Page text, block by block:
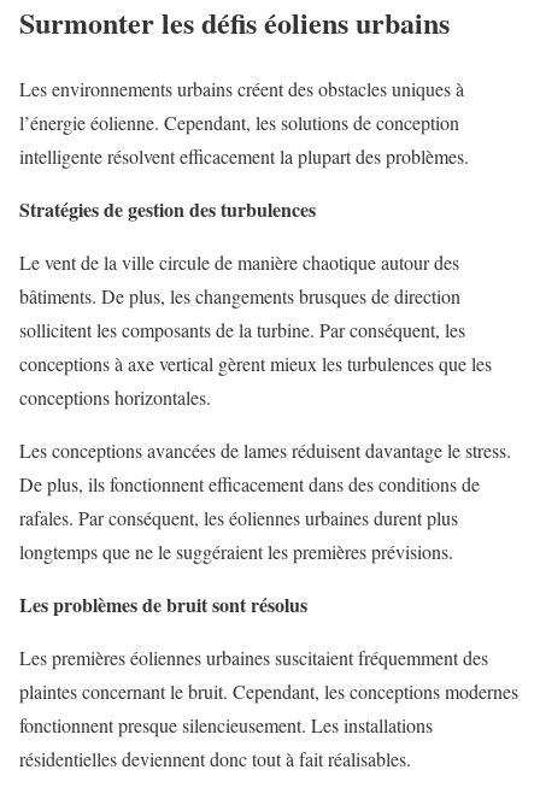
Surmonter les défis éoliens urbains
Les environnements urbains créent des obstacles uniques à
l’énergie éolienne. Cependant, les solutions de conception
intelligente résolvent efficacement la plupart des problèmes.
Stratégies de gestion des turbulences
Le vent de la ville circule de manière chaotique autour des
bâtiments. De plus, les changements brusques de direction
sollicitent les composants de la turbine. Par conséquent, les
conceptions à axe vertical gèrent mieux les turbulences que les
conceptions horizontales.
Les conceptions avancées de lames réduisent davantage le stress.
De plus, ils fonctionnent efficacement dans des conditions de
rafales. Par conséquent, les éoliennes urbaines durent plus
longtemps que ne le suggéraient les premières prévisions.
Les problèmes de bruit sont résolus
Les premières éoliennes urbaines suscitaient fréquemment des
plaintes concernant le bruit. Cependant, les conceptions modernes
fonctionnent presque silencieusement. Les installations
résidentielles deviennent donc tout à fait réalisables.